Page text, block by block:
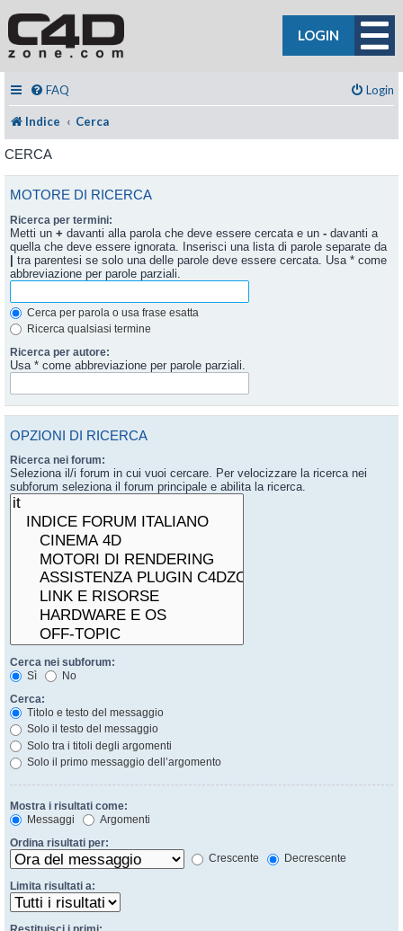
LOGIN
FAQ Login
Indice Cerca
CERCA
MOTORE DI RICERCA
Ricerca per termini:
Metti un + davanti alla parola che deve essere cercata e un - davanti a
quella che deve essere ignorata. Inserisci una lista di parole separate da
| tra parentesi se solo una delle parole deve essere cercata. Usa * come
abbreviazione per parole parziali.
Cerca per parola o usa frase esatta
Ricerca qualsiasi termine
Ricerca per autore:
Usa * come abbreviazione per parole parziali.
OPZIONI DI RICERCA
Ricerca nei forum:
Seleziona il/i forum in cui vuoi cercare. Per velocizzare la ricerca nei
subforum seleziona il forum principale e abilita la ricerca.
Cerca nei subforum:
Sì
No
Cerca:
Titolo e testo del messaggio
Solo il testo del messaggio
Solo tra i titoli degli argomenti
Solo il primo messaggio dell’argomento
Mostra i risultati come:
Messaggi
Argomenti
Ordina risultati per:
Crescente
Decrescente
Limita risultati a: